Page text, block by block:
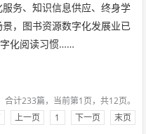
服务、知识信息供应、终身学
，图书资源数字化发展业已
化阅读习惯……
合计233篇，当前第1页，共12页。
上一页 1 下一页 末页